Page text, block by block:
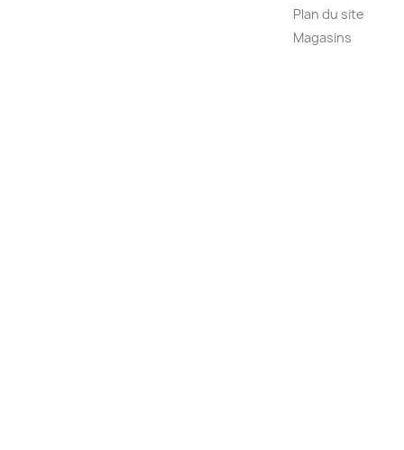
Plan du site
Magasins